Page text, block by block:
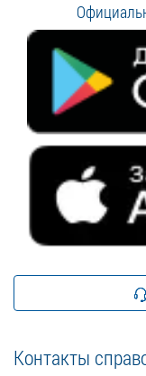
Контакты